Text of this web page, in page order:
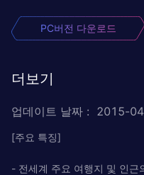
PC버전 다운로드
더보기
업데이트 날짜 : 2015-
[주요 특징]
- 전세계 주요 여행지 및 인근